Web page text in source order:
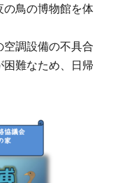
の鳥の博物館を体
調設備の不具合
困難なため、日帰